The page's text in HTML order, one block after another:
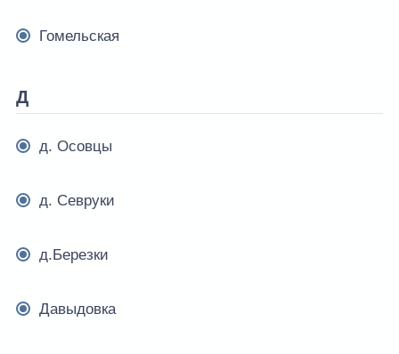
Гомельская
Д
д. Осовцы
д. Севруки
д.Березки
Давыдовка